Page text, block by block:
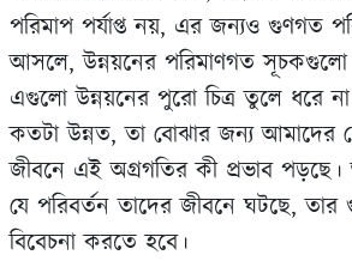
পরিমাপ পর্যাপ্ত নয়, এর জন্যও গুণগত
আসলে, উন্নয়নের পরিমাণগত সূচকগুলো
এগুলো উন্নয়নের পুরো চিত্র তুলে ধরে
কতটা উন্নত, তা বোঝার জন্য আমাদের
জীবনে এই অগ্রগতির কী প্রভাব
যে পরিবর্তন তাদের জীবনে ঘটছে,
বিবেচনা করতে হবে।